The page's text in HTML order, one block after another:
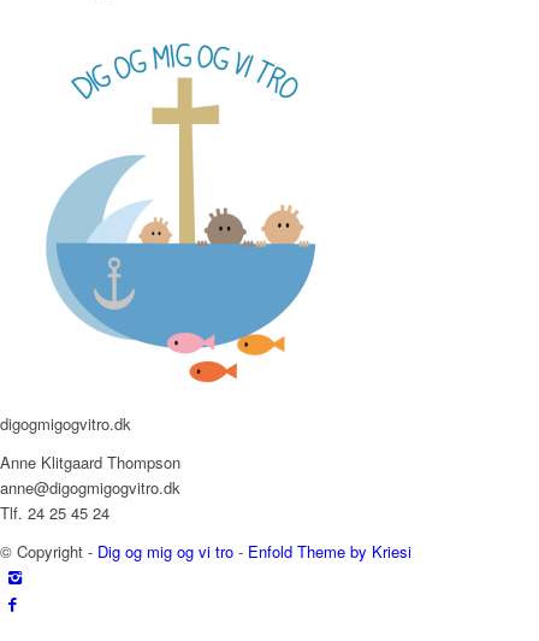
digogmigogvitro.dk
Anne Klitgaard Thompson
anne@digogmigogvitro.dk
Tlf. 24 25 45 24
© Copyright - Dig og mig og vi tro - Enfold Theme by Kriesi